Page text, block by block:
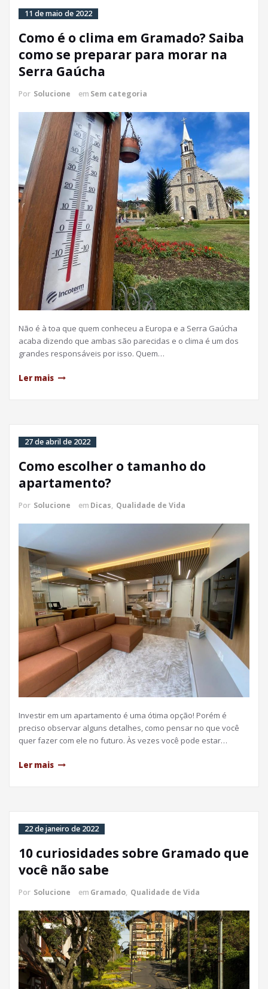
11 de maio de 2022
Como é o clima em Gramado? Saiba
como se preparar para morar na
Serra Gaúcha
Por Solucione em Sem categoria
Não é à toa que quem conheceu a Europa e a Serra Gaúcha
acaba dizendo que ambas são parecidas e o clima é um dos
grandes responsáveis por isso. Quem…
Ler mais
27 de abril de 2022
Como escolher o tamanho do
apartamento?
Por Solucione em Dicas, Qualidade de Vida
Investir em um apartamento é uma ótima opção! Porém é
preciso observar alguns detalhes, como pensar no que você
quer fazer com ele no futuro. Às vezes você pode estar…
Ler mais
22 de janeiro de 2022
10 curiosidades sobre Gramado que
você não sabe
Por Solucione em Gramado, Qualidade de Vida